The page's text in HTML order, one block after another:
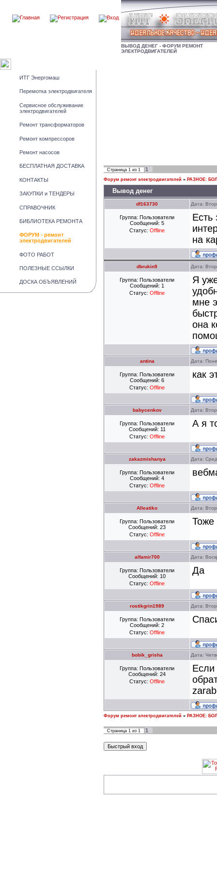
ВЫВОД ДЕНЕГ - ФОРУМ РЕМОНТ
ЭЛЕКТРОДВИГАТЕЛЕЙ
ИТГ Энергомаш
Перемотка электродвигателя
Сервисное обслуживание
электродвигателей
Ремонт трансформаторов
Ремонт компрессоров
Ремонт насосов
БЕСПЛАТНАЯ ДОСТАВКА
КОНТАКТЫ
ЗАКУПКИ и ТЕНДЕРЫ
СПРАВОЧНИК
БИБЛИОТЕКА РЕМОНТА
ФОРУМ - ремонт
электродвигателей
ФОТО РАБОТ
ПОЛЕЗНЫЕ ССЫЛКИ
ДОСКА ОБЪЯВЛЕНИЙ
Страница 1 из 1 1
Форум ремонт электродвигателей » РАЗНОЕ:
Вывод денег
df163730 Дата:
Группа: Пользователи
Сообщений: 5
Статус: Offline
Есть
на
dbrukin9 Дата:
Группа: Пользователи
Сообщений: 1
Статус: Offline
Я
мне
она
antina Дата:
Группа: Пользователи
Сообщений: 6
Статус: Offline
как
babycenkov Дата:
Группа: Пользователи
Сообщений: 11
Статус: Offline
А я
zakazmishanya Дата:
Группа: Пользователи
Сообщений: 4
Статус: Offline
Alleatiko Дата:
Группа: Пользователи
Сообщений: 23
Статус: Offline
Тоже
alfamir700 Дата:
Группа: Пользователи
Сообщений: 10
Статус: Offline
Да
rostikgrin1989 Дата:
Группа: Пользователи
Сообщений: 2
Статус: Offline
bobik_grisha Дата:
Группа: Пользователи
Сообщений: 24
Статус: Offline
Если
Форум ремонт электродвигателей » РАЗНОЕ:
Страница 1 из 1 1